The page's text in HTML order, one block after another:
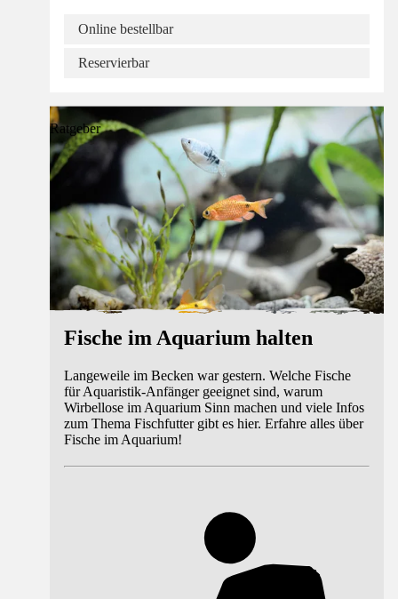
Online bestellbar
Reservierbar
Ratgeber
Fische im Aquarium halten
Langeweile im Becken war gestern. Welche Fische
für Aquaristik-Anfänger geeignet sind, warum
Wirbellose im Aquarium Sinn machen und viele Infos
zum Thema Fischfutter gibt es hier. Erfahre alles über
Fische im Aquarium!